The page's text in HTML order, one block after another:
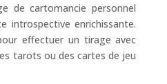
de cartomancie personnel
introspective enrichissante.
effectuer un tirage avec
tarots ou des cartes de jeu